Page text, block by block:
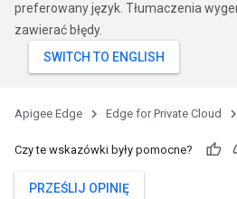
preferowany język. Tłumaczenia
zawierać błędy.
Apigee Edge Edge for Private Cloud
Czy te wskazówki były pomocne?
PRZEŚLIJ OPINIĘ